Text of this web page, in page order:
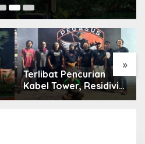
»
Terlibat Pencurian
Kabel Tower, Residivis
yang Sempat Kabur